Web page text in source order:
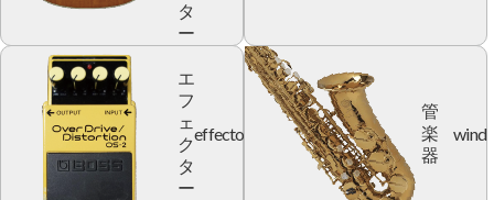
タ
ー
エ
フ
ェ
ク
タ
ー
effector
管
楽
器
wind